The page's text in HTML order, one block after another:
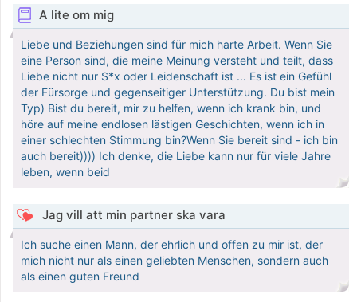
A lite om mig
Liebe und Beziehungen sind für mich harte Arbeit. Wenn Sie
eine Person sind, die meine Meinung versteht und teilt, dass
Liebe nicht nur S*x oder Leidenschaft ist ... Es ist ein Gefühl
der Fürsorge und gegenseitiger Unterstützung. Du bist mein
Typ) Bist du bereit, mir zu helfen, wenn ich krank bin, und
höre auf meine endlosen lästigen Geschichten, wenn ich in
einer schlechten Stimmung bin?Wenn Sie bereit sind - ich bin
auch bereit)))) Ich denke, die Liebe kann nur für viele Jahre
leben, wenn beid
Jag vill att min partner ska vara
Ich suche einen Mann, der ehrlich und offen zu mir ist, der
mich nicht nur als einen geliebten Menschen, sondern auch
als einen guten Freund